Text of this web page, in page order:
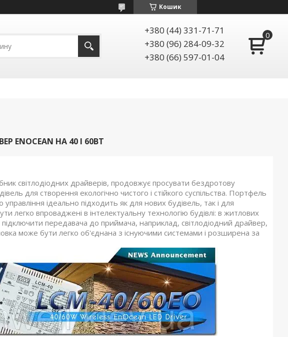
Кошик
+380 (44) 331-71-71
+380 (96) 284-09-32
+380 (66) 597-01-04
ENOCEAN НА 40 І 60ВТ
світлодіодних драйверів, продовжує просувати бездротову
для створення екологічно чистого і стійкого суспільства. Портфель
управління ідеально підходить як для нових будівель, так і для
легко впроваджені в інтелектуальну технологію будівлі: в житлових
підключити передавача до приймача, наприклад, світлодіодний драйвер,
може бути легко об'єднана з існуючими системами і розширена за